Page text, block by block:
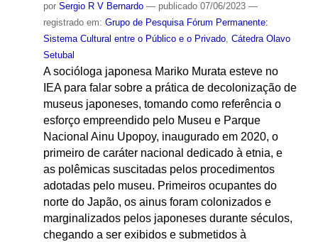
por Sergio R V Bernardo — publicado07/06/2023 —
registrado em: Grupo de Pesquisa Fórum Permanente:
Sistema Cultural entre o Público e o Privado, Cátedra Olavo
Setubal
A socióloga japonesa Mariko Murata esteve no
IEA para falar sobre a prática de decolonização de
museus japoneses, tomando como referência o
esforço empreendido pelo Museu e Parque
Nacional Ainu Upopoy, inaugurado em 2020, o
primeiro de caráter nacional dedicado à etnia, e
as polêmicas suscitadas pelos procedimentos
adotadas pelo museu. Primeiros ocupantes do
norte do Japão, os ainus foram colonizados e
marginalizados pelos japoneses durante séculos,
chegando a ser exibidos e submetidos à